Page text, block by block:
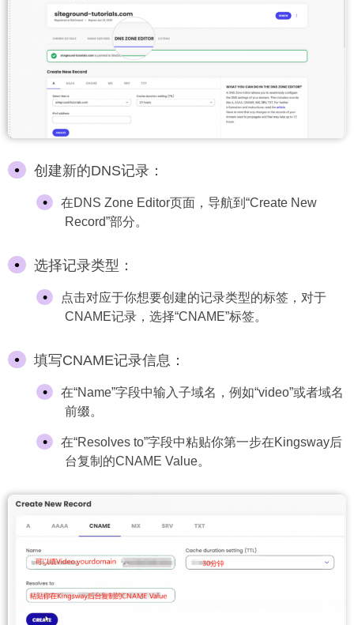
创建新的DNS记录：
在DNS Zone Editor页面，导航到“Create New
Record”部分。
选择记录类型：
点击对应于你想要创建的记录类型的标签，对于
CNAME记录，选择“CNAME”标签。
填写CNAME记录信息：
在“Name”字段中输入子域名，例如“video”或者域名
前缀。
在“Resolves to”字段中粘贴你第一步在Kingsway后
台复制的CNAME Value。